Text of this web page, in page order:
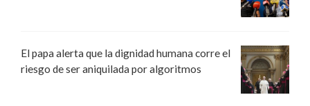
El papa alerta que la dignidad humana corre el
riesgo de ser aniquilada por algoritmos